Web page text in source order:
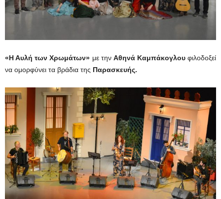
«Η Αυλή των Χρωμάτων» με την Αθηνά Καμπάκογλουφιλοδοξεί
να ομορφύνει τα βράδια της Παρασκευής.